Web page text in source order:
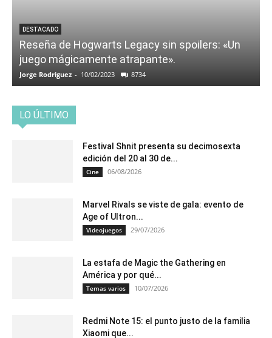
DESTACADO
Reseña de Hogwarts Legacy sin spoilers: «Un
juego mágicamente atrapante».
Jorge Rodriguez - 10/02/2023 8734
LO ÚLTIMO
Festival Shnit presenta su decimosexta
edición del 20 al 30 de...
Cine 06/08/2026
Marvel Rivals se viste de gala: evento de
Age of Ultron...
Videojuegos 29/07/2026
La estafa de Magic the Gathering en
América y por qué...
Temas varios 10/07/2026
Redmi Note 15: el punto justo de la familia
Xiaomi que...